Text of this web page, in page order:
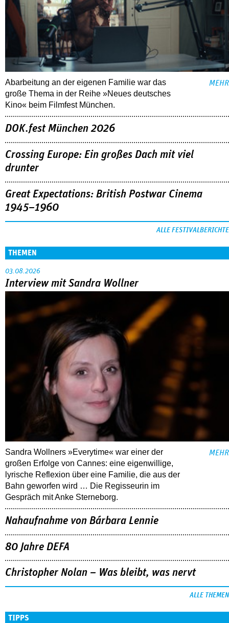
Abarbeitung an der eigenen Familie war das
große Thema in der Reihe »Neues deutsches
Kino« beim Filmfest München.
MEHR
DOK.fest München 2026
Crossing Europe: Ein großes Dach mit viel
drunter
Great Expectations: British Postwar Cinema
1945–1960
ALLE FESTIVALBERICHTE
THEMEN
03.08.2026
Interview mit Sandra Wollner
Sandra Wollners »Everytime« war einer der
großen Erfolge von Cannes: eine eigenwillige,
lyrische Reflexion über eine ­Familie, die aus der
Bahn geworfen wird … Die Regisseurin im
Gespräch mit Anke Sterneborg.
MEHR
Nahaufnahme von Bárbara Lennie
80 Jahre DEFA
Christopher Nolan – Was bleibt, was nervt
ALLE THEMEN
TIPPS